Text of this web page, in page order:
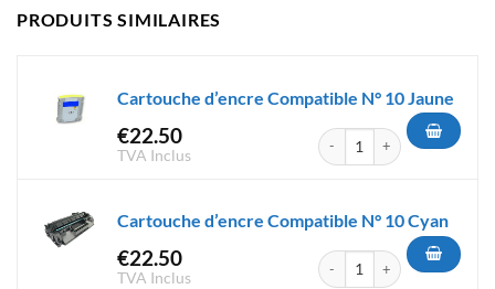
PRODUITS SIMILAIRES
Cartouche d’encre Compatible N° 10 Jaune
€22.50
TVA Inclus
quantité de Cartouche
Cartouche d’encre Compatible N° 10 Cyan
€22.50
TVA Inclus
quantité de Cartouche